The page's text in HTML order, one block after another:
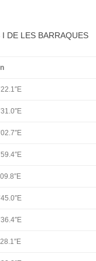
DE LES BARRAQUES